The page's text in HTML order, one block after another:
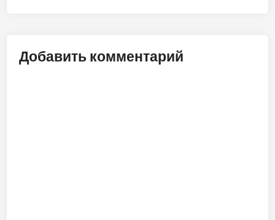
Добавить комментарий